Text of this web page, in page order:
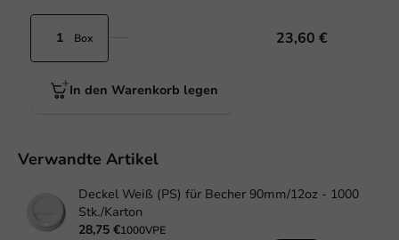
Box 23,60 €
In den Warenkorb legen
Verwandte Artikel
Deckel Weiß (PS) für Becher 90mm/12oz - 1000
Stk./Karton
28,75 €1000VPE